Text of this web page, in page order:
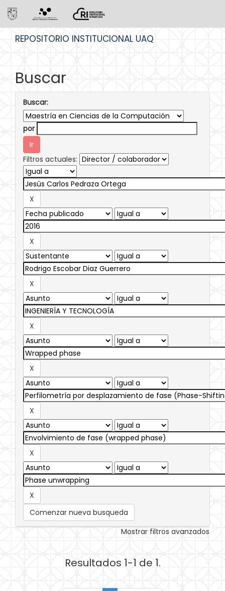
REPOSITORIO INSTITUCIONAL UAQ
Buscar
Buscar:
por
Filtros actuales:
Comenzar nueva busqueda
Mostrar filtros avanzados
Resultados 1-1 de 1.